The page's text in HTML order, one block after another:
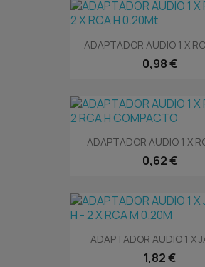
ADAPTADOR AUDIO 1 X
0,98 €
ADAPTADOR AUDIO 1 X
0,62 €
ADAPTADOR AUDIO 1 X
1,82 €